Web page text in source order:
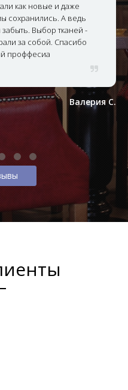
как новые и даже
сохранились. А ведь
забыть. Выбор тканей -
за собой. Спасибо
проффесиа
Валерия С.